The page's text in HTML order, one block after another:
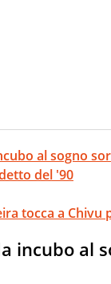
al sogno
del '90
tocca a Chivu
incubo al